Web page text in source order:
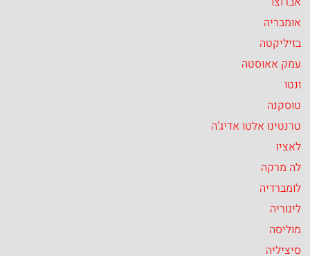
אומבריה
בזיליקטה
עמק אאוסטה
ונטו
טוסקנה
טרנטינו אלטו אדיג’ה
לאציו
לה מרקה
לומברדיה
ליגוריה
מוליסה
סיציליה